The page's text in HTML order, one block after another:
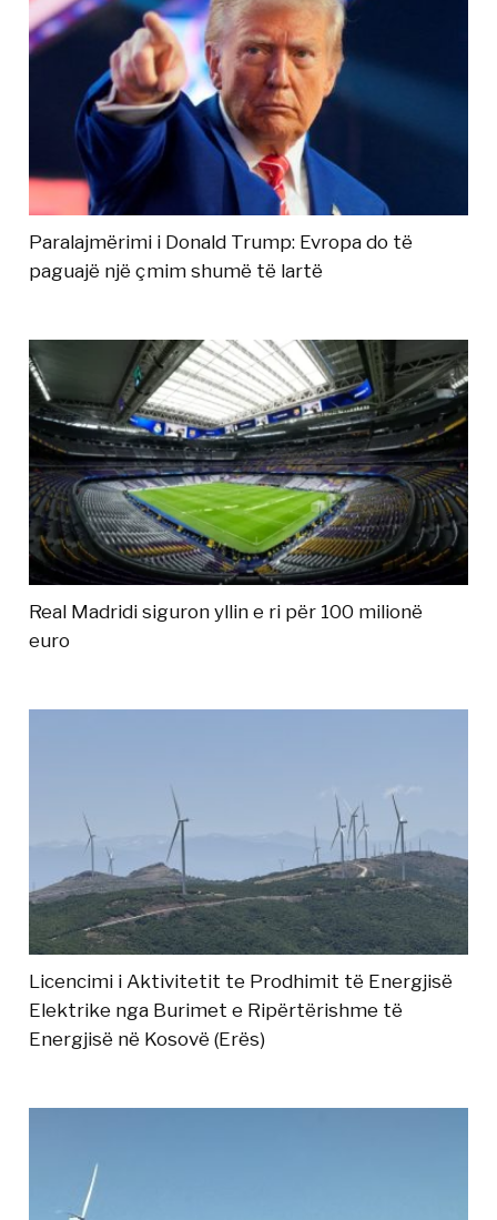
Paralajmërimi i Donald Trump: Evropa do të
paguajë një çmim shumë të lartë
Real Madridi siguron yllin e ri për 100 milionë
euro
Licencimi i Aktivitetit te Prodhimit të Energjisë
Elektrike nga Burimet e Ripërtërishme të
Energjisë në Kosovë (Erës)